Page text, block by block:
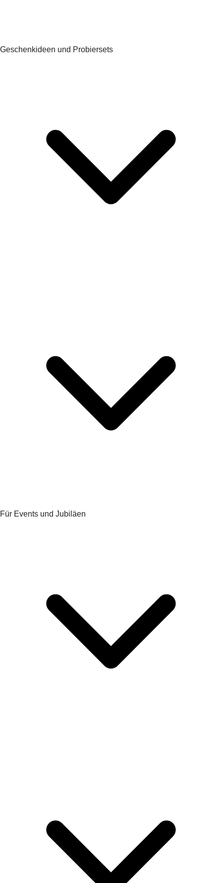
Geschenkideen und Probiersets
Für Events und Jubiläen